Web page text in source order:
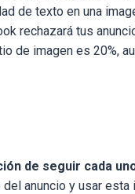
de texto en una
rechazará tus
de imagen es 20%,
de seguir cada
anuncio y usar